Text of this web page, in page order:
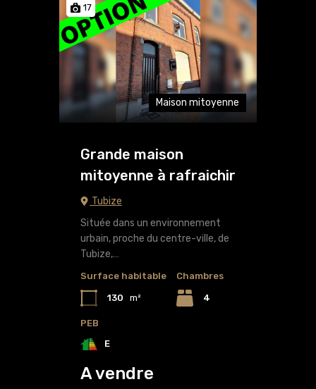
17
Maison mitoyenne
Grande maison
mitoyenne à rafraichir
Tubize
Située dans un environnement
urbain, proche du centre-ville, de
Tubize,…
Surface habitable
130 m²
Chambres
4
PEB
E
A vendre